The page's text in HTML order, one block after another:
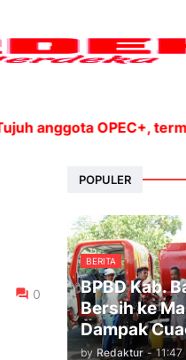
OPEC+,
0
POPULER
BERITA
BPBD Kab.
Bersih ke
Dampak
by Redaktur - 11:47